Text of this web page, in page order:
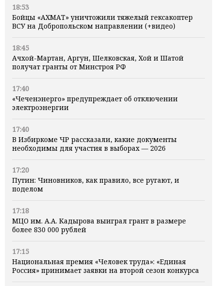
18:53
Бойцы «АХМАТ» уничтожили тяжелый гексакоптер
ВСУ на Добропольском направлении (+видео)
18:45
Ачхой-Мартан, Аргун, Шелковская, Хой и Шатой
получат гранты от Минстроя РФ
17:40
«Чеченэнерго» предупреждает об отключении
электроэнергии
17:40
В Избиркоме ЧР рассказали, какие документы
необходимы для участия в выборах — 2026
17:20
Путин: Чиновников, как правило, все ругают, и
поделом
17:18
МЦО им. А.А. Кадырова выиграл грант в размере
более 830 000 рублей
17:15
Национальная премия «Человек труда»: «Единая
Россия» принимает заявки на второй сезон конкурса